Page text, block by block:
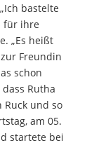
bastelte
für ihre
„Es heißt
Freundin
schon
Rutha
und so
am 05.
startete bei